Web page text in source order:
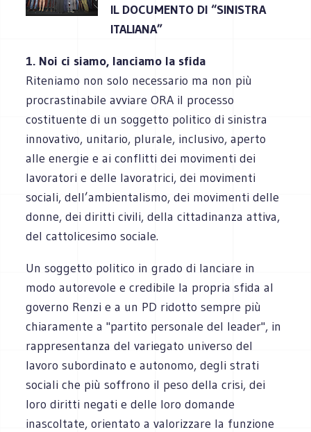
IL DOCUMENTO DI “SINISTRA
ITALIANA”
1. Noi ci siamo, lanciamo la sfida
Riteniamo non solo necessario ma non più
procrastinabile avviare ORA il processo
costituente di un soggetto politico di sinistra
innovativo, unitario, plurale, inclusivo, aperto
alle energie e ai conflitti dei movimenti dei
lavoratori e delle lavoratrici, dei movimenti
sociali, dell’ambientalismo, dei movimenti delle
donne, dei diritti civili, della cittadinanza attiva,
del cattolicesimo sociale.
Un soggetto politico in grado di lanciare in
modo autorevole e credibile la propria sfida al
governo Renzi e a un PD ridotto sempre più
chiaramente a "partito personale del leader", in
rappresentanza del variegato universo del
lavoro subordinato e autonomo, degli strati
sociali che più soffrono il peso della crisi, dei
loro diritti negati e delle loro domande
inascoltate, orientato a valorizzare la funzione